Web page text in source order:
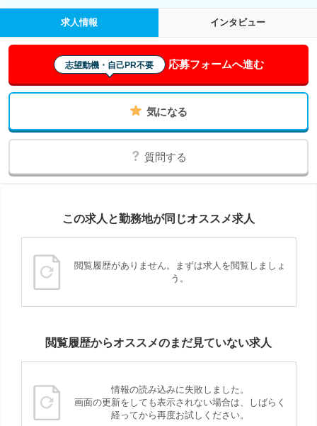
求人情報 インタビュー
志望動機・自己PR不要 応募フォームへ進む
気になる
質問する
この求人と勤務地が同じオススメ求人
閲覧履歴がありません。まずは求人を閲覧しましょ
う。
閲覧履歴からオススメのまだ見ていない求人
情報の読み込みに失敗しました。
画面の更新をしても表示されない場合は、しばらく
経ってから再度お試しください。